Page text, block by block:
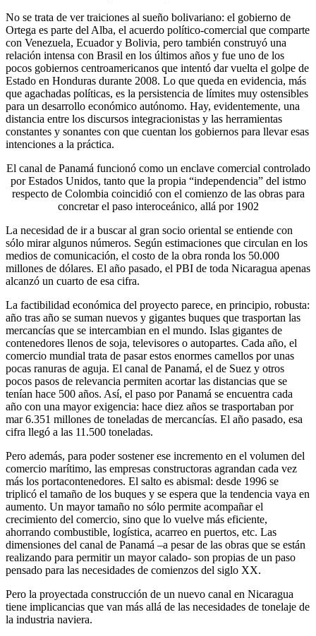
No se trata de ver traiciones al sueño bolivariano: el gobierno de
Ortega es parte del Alba, el acuerdo político-comercial que comparte
con Venezuela, Ecuador y Bolivia, pero también construyó una
relación intensa con Brasil en los últimos años y fue uno de los
pocos gobiernos centroamericanos que intentó dar vuelta el golpe de
Estado en Honduras durante 2008. Lo que queda en evidencia, más
que agachadas políticas, es la persistencia de límites muy ostensibles
para un desarrollo económico autónomo. Hay, evidentemente, una
distancia entre los discursos integracionistas y las herramientas
constantes y sonantes con que cuentan los gobiernos para llevar esas
intenciones a la práctica.
El canal de Panamá funcionó como un enclave comercial controlado
por Estados Unidos, tanto que la propia “independencia” del istmo
respecto de Colombia coincidió con el comienzo de las obras para
concretar el paso interoceánico, allá por 1902
La necesidad de ir a buscar al gran socio oriental se entiende con
sólo mirar algunos números. Según estimaciones que circulan en los
medios de comunicación, el costo de la obra ronda los 50.000
millones de dólares. El año pasado, el PBI de toda Nicaragua apenas
alcanzó un cuarto de esa cifra.
La factibilidad económica del proyecto parece, en principio, robusta:
año tras año se suman nuevos y gigantes buques que trasportan las
mercancías que se intercambian en el mundo. Islas gigantes de
contenedores llenos de soja, televisores o autopartes. Cada año, el
comercio mundial trata de pasar estos enormes camellos por unas
pocas ranuras de aguja. El canal de Panamá, el de Suez y otros
pocos pasos de relevancia permiten acortar las distancias que se
tenían hace 500 años. Así, el paso por Panamá se encuentra cada
año con una mayor exigencia: hace diez años se trasportaban por
mar 6.351 millones de toneladas de mercancías. El año pasado, esa
cifra llegó a las 11.500 toneladas.
Pero además, para poder sostener ese incremento en el volumen del
comercio marítimo, las empresas constructoras agrandan cada vez
más los portacontenedores. El salto es abismal: desde 1996 se
triplicó el tamaño de los buques y se espera que la tendencia vaya en
aumento. Un mayor tamaño no sólo permite acompañar el
crecimiento del comercio, sino que lo vuelve más eficiente,
ahorrando combustible, logística, acarreo en puertos, etc. Las
dimensiones del canal de Panamá –a pesar de las obras que se están
realizando para permitir un mayor calado- son propias de un paso
pensado para las necesidades de comienzos del siglo XX.
Pero la proyectada construcción de un nuevo canal en Nicaragua
tiene implicancias que van más allá de las necesidades de tonelaje de
la industria naviera.